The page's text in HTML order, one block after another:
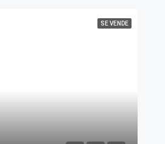
SE VENDE